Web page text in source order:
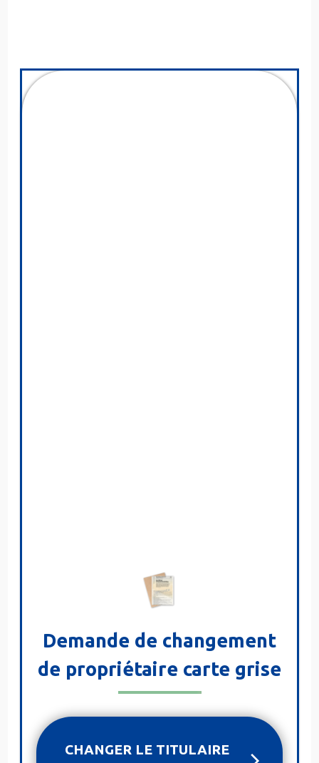
Demande de changement
de propriétaire carte grise
CHANGER LE TITULAIRE